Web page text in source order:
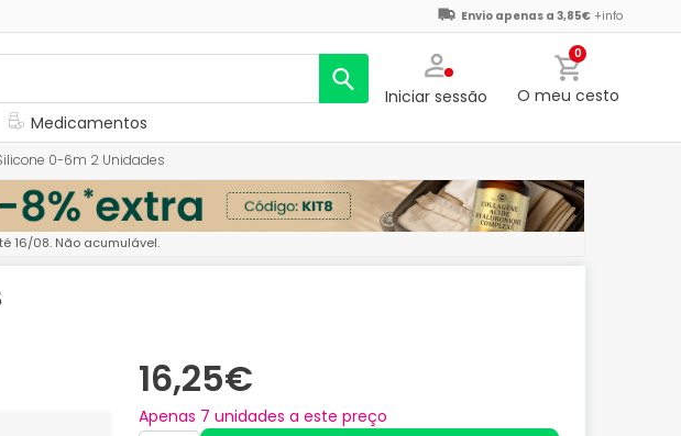
Envio apenas a 3,85€ +info
Iniciar sessão
0
O meu cesto
Medicamentos
0-6m 2 Unidades
16/08. Não acumulável.
16,25€
Apenas 7 unidades a este preço